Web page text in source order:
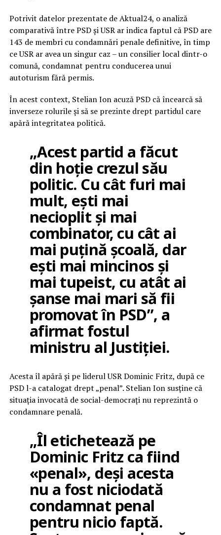
Potrivit datelor prezentate de Aktual24, o analiză
comparativă între PSD și USR ar indica faptul că PSD are
143 de membri cu condamnări penale definitive, în timp
ce USR ar avea un singur caz – un consilier local dintr-o
comună, condamnat pentru conducerea unui
autoturism fără permis.
În acest context, Stelian Ion acuză PSD că încearcă să
inverseze rolurile și să se prezinte drept partidul care
apără integritatea politică.
„Acest partid a făcut
din hoție crezul său
politic. Cu cât furi mai
mult, ești mai
necioplit și mai
combinator, cu cât ai
mai puțină școală, dar
ești mai mincinos și
mai tupeist, cu atât ai
șanse mai mari să fii
promovat în PSD”, a
afirmat fostul
ministru al Justiției.
Acesta îl apără și pe liderul USR Dominic Fritz, după ce
PSD l-a catalogat drept „penal”. Stelian Ion susține că
situația invocată de social-democrați nu reprezintă o
condamnare penală.
„Îl etichetează pe
Dominic Fritz ca fiind
«penal», deși acesta
nu a fost niciodată
condamnat penal
pentru nicio faptă.